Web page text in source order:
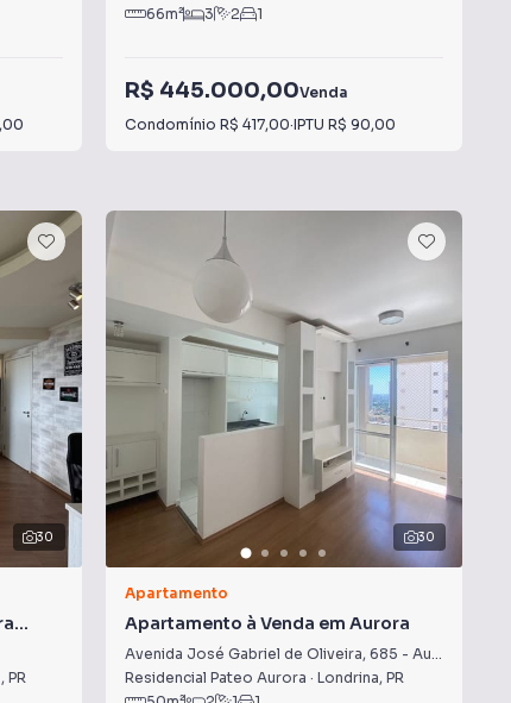
66m² 3 2 1
R$ 445.000,00Venda
Condomínio R$ 417,00·IPTU R$ 90,00
30
, PR
30
Apartamento
Apartamento à Venda em Aurora
Avenida José Gabriel de Oliveira, 685 - Aurora
Residencial Pateo Aurora · Londrina, PR